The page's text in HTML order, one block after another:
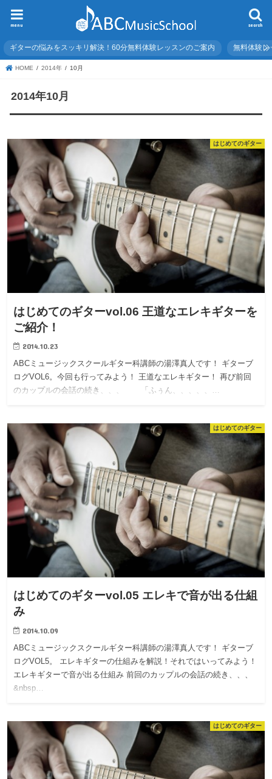
search
menu
ギターの悩みをスッキリ解決！60分無料体験レッスンのご案内 無料体験レ
HOME 2014年 10月
2014年10月
はじめてのギター
はじめてのギターvol.06 王道なエレキギターを
ご紹介！
2014.10.23
ABCミュージックスクールギター科講師の湯澤真人です！ ギターブ
ログVOL6。今回も行ってみよう！ 王道なエレキギター！ 再び前回
のカップルの会話の続き、、、 「ふぅん、、、、、…
はじめてのギター
はじめてのギターvol.05 エレキで音が出る仕組
み
2014.10.09
ABCミュージックスクールギター科講師の湯澤真人です！ ギターブ
ログVOL5。 エレキギターの仕組みを解説！それではいってみよう！
エレキギターで音が出る仕組み 前回のカップルの会話の続き、、、
&nbsp…
はじめてのギター